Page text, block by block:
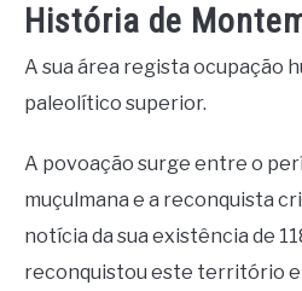
História de
A sua área regista ocupação
paleolítico superior.
A povoação surge entre o
muçulmana e a reconquista
notícia da sua existência de
reconquistou este território